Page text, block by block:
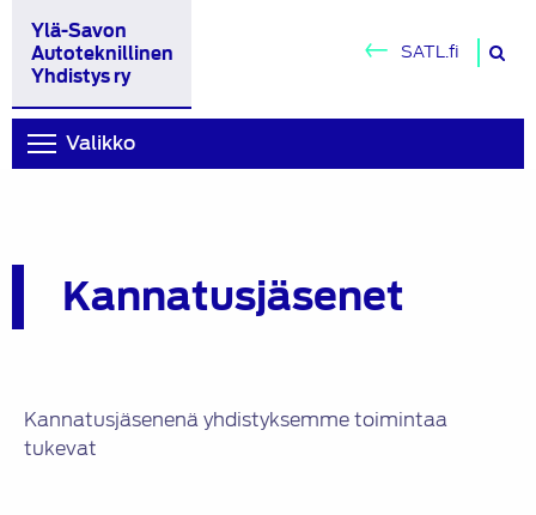
Ylä-Savon
Autoteknillinen
Yhdistys ry
SATL.fi
Valikko
Kannatusjäsenet
Kannatusjäsenenä yhdistyksemme toimintaa
tukevat